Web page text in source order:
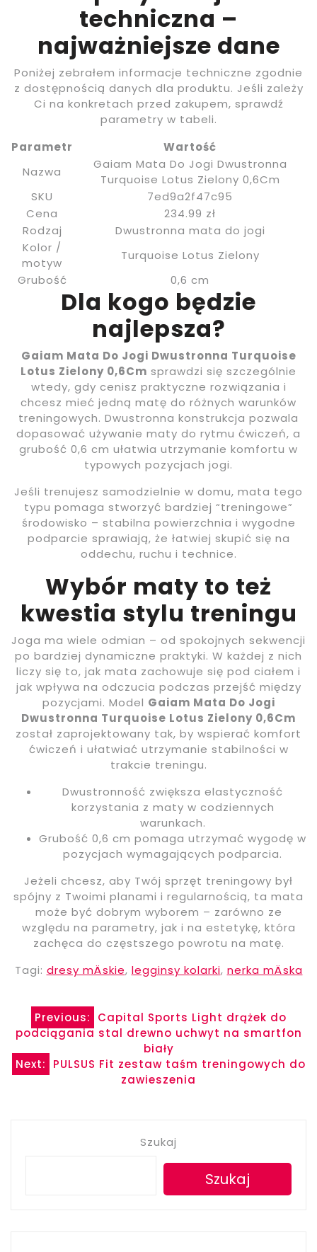
techniczna –
najważniejsze dane
Poniżej zebrałem informacje techniczne zgodnie
z dostępnością danych dla produktu. Jeśli zależy
Ci na konkretach przed zakupem, sprawdź
parametry w tabeli.
Parametr
Wartość
Nazwa
Gaiam Mata Do Jogi Dwustronna
Turquoise Lotus Zielony 0,6Cm
SKU
7ed9a2f47c95
Cena
234.99 zł
Rodzaj
Dwustronna mata do jogi
Kolor /
motyw
Turquoise Lotus Zielony
Grubość
0,6 cm
Dla kogo będzie
najlepsza?
Gaiam Mata Do Jogi Dwustronna Turquoise
Lotus Zielony 0,6Cm sprawdzi się szczególnie
wtedy, gdy cenisz praktyczne rozwiązania i
chcesz mieć jedną matę do różnych warunków
treningowych. Dwustronna konstrukcja pozwala
dopasować używanie maty do rytmu ćwiczeń, a
grubość 0,6 cm ułatwia utrzymanie komfortu w
typowych pozycjach jogi.
Jeśli trenujesz samodzielnie w domu, mata tego
typu pomaga stworzyć bardziej “treningowe”
środowisko – stabilna powierzchnia i wygodne
podparcie sprawiają, że łatwiej skupić się na
oddechu, ruchu i technice.
Wybór maty to też
kwestia stylu treningu
Joga ma wiele odmian – od spokojnych sekwencji
po bardziej dynamiczne praktyki. W każdej z nich
liczy się to, jak mata zachowuje się pod ciałem i
jak wpływa na odczucia podczas przejść między
pozycjami. Model Gaiam Mata Do Jogi
Dwustronna Turquoise Lotus Zielony 0,6Cm
został zaprojektowany tak, by wspierać komfort
ćwiczeń i ułatwiać utrzymanie stabilności w
trakcie treningu.
Dwustronność zwiększa elastyczność
korzystania z maty w codziennych
warunkach.
Grubość 0,6 cm pomaga utrzymać wygodę w
pozycjach wymagających podparcia.
Jeżeli chcesz, aby Twój sprzęt treningowy był
spójny z Twoimi planami i regularnością, ta mata
może być dobrym wyborem – zarówno ze
względu na parametry, jak i na estetykę, która
zachęca do częstszego powrotu na matę.
Tagi: dresy mÄskie, legginsy kolarki, nerka mÄska
Nawigacja
wpisu
Previous:
Capital Sports Light drążek do
podciągania stal drewno uchwyt na smartfon
biały
Next:
PULSUS Fit zestaw taśm treningowych do
zawieszenia
Szukaj
Szukaj